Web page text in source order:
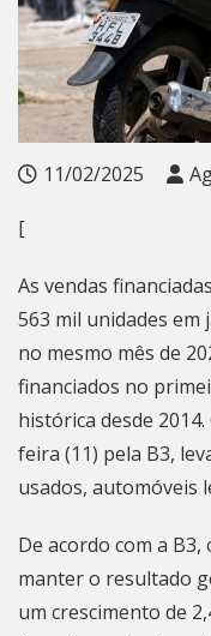
11/02/2025
[
As vendas
563 mil unidades em
no mesmo mês de
financiados no
histórica desde
feira (11) pela B3,
usados, automóveis
De acordo com a
manter o resultado
um crescimento de